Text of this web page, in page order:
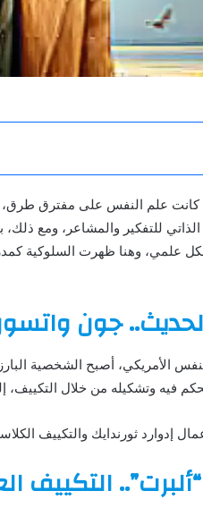
كانت علم النفس على مفترق
للتفكير والمشاعر، ومع
علمي، وهنا ظهرت السلوكية
جون
الأمريكي، أصبح الشخصية
فيه وتشكيله من خلال
إدوارد ثورندايك والتكييف